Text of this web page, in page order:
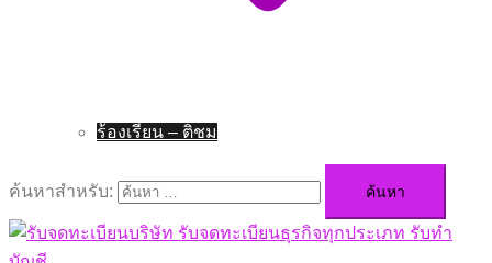
ร้องเรียน – ติชม
ค้นหาสำหรับ: